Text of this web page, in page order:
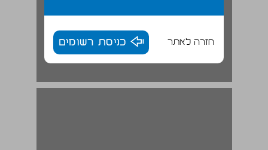
חזרה לאתר כניסת רשומים